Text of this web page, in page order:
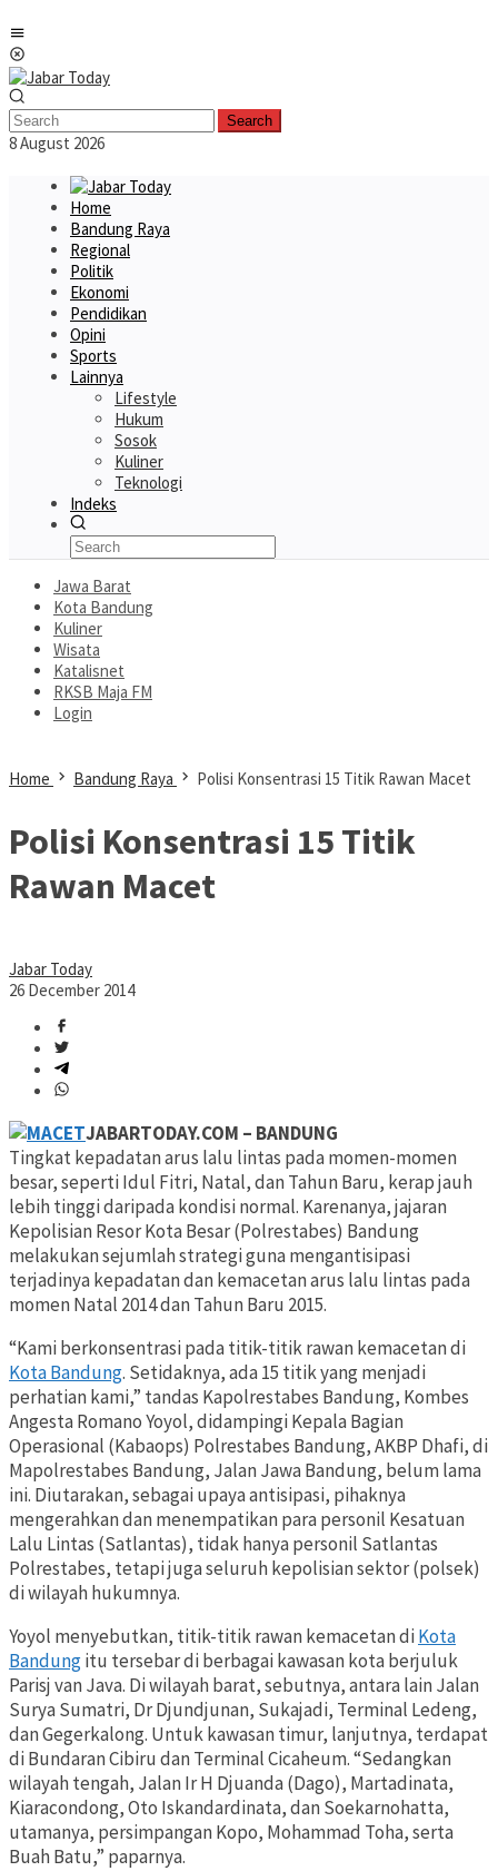
to
content
Search
8 August 2026
Home
Bandung Raya
Regional
Politik
Ekonomi
Pendidikan
Opini
Sports
Lainnya
Lifestyle
Hukum
Sosok
Kuliner
Teknologi
Indeks
Jawa Barat
Kota Bandung
Kuliner
Wisata
Katalisnet
RKSB Maja FM
Login
Home Bandung Raya Polisi Konsentrasi 15 Titik Rawan Macet
Polisi Konsentrasi 15 Titik
Rawan Macet
Jabar Today
26 December 2014
JABARTODAY.COM – BANDUNG
Tingkat kepadatan arus lalu lintas pada momen-momen
besar, seperti Idul Fitri, Natal, dan Tahun Baru, kerap jauh
lebih tinggi daripada kondisi normal. Karenanya, jajaran
Kepolisian Resor Kota Besar (Polrestabes) Bandung
melakukan sejumlah strategi guna mengantisipasi
terjadinya kepadatan dan kemacetan arus lalu lintas pada
momen Natal 2014 dan Tahun Baru 2015.
“Kami berkonsentrasi pada titik-titik rawan kemacetan di
Kota Bandung. Setidaknya, ada 15 titik yang menjadi
perhatian kami,” tandas Kapolrestabes Bandung, Kombes
Angesta Romano Yoyol, didampingi Kepala Bagian
Operasional (Kabaops) Polrestabes Bandung, AKBP Dhafi, di
Mapolrestabes Bandung, Jalan Jawa Bandung, belum lama
ini. Diutarakan, sebagai upaya antisipasi, pihaknya
mengerahkan dan menempatikan para personil Kesatuan
Lalu Lintas (Satlantas), tidak hanya personil Satlantas
Polrestabes, tetapi juga seluruh kepolisian sektor (polsek)
di wilayah hukumnya.
Yoyol menyebutkan, titik-titik rawan kemacetan diKota
Bandungitu tersebar di berbagai kawasan kota berjuluk
Parisj van Java. Di wilayah barat, sebutnya, antara lain Jalan
Surya Sumatri, Dr Djundjunan, Sukajadi, Terminal Ledeng,
dan Gegerkalong. Untuk kawasan timur, lanjutnya, terdapat
di Bundaran Cibiru dan Terminal Cicaheum. “Sedangkan
wilayah tengah, Jalan Ir H Djuanda (Dago), Martadinata,
Kiaracondong, Oto Iskandardinata, dan Soekarnohatta,
utamanya, persimpangan Kopo, Mohammad Toha, serta
Buah Batu,” paparnya.